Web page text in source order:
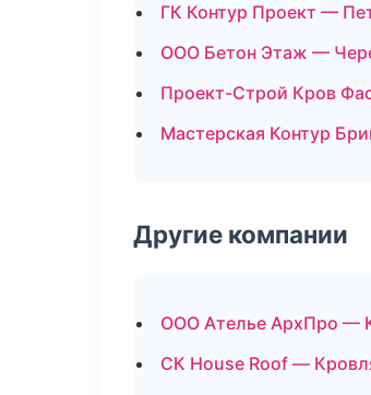
ГК Контур Проект —
ООО Бетон Этаж —
Проект-Строй Кров
Мастерская Контур
Другие компании
ООО Ателье АрхПро —
СК House Roof —